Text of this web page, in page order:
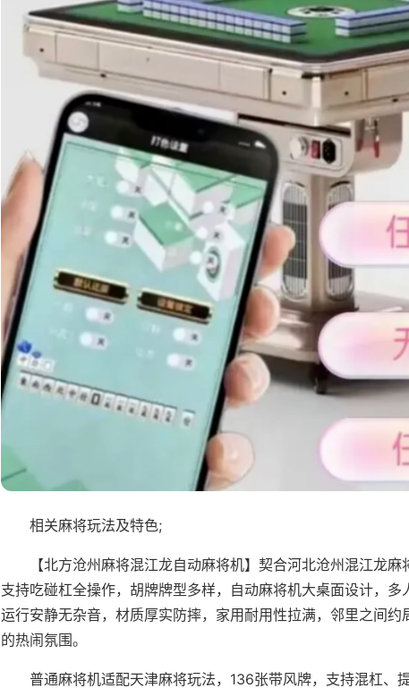
相关麻将玩法及特色;
【北方沧州麻将混江龙自动麻将机】契合河北沧州混江龙麻
支持吃碰杠全操作，胡牌牌型多样，自动麻将机大桌面设计，多
运行安静无杂音，材质厚实防摔，家用耐用性拉满，邻里之间
的热闹氛围。
普通麻将机适配天津麻将玩法，136张带风牌，支持混杠、